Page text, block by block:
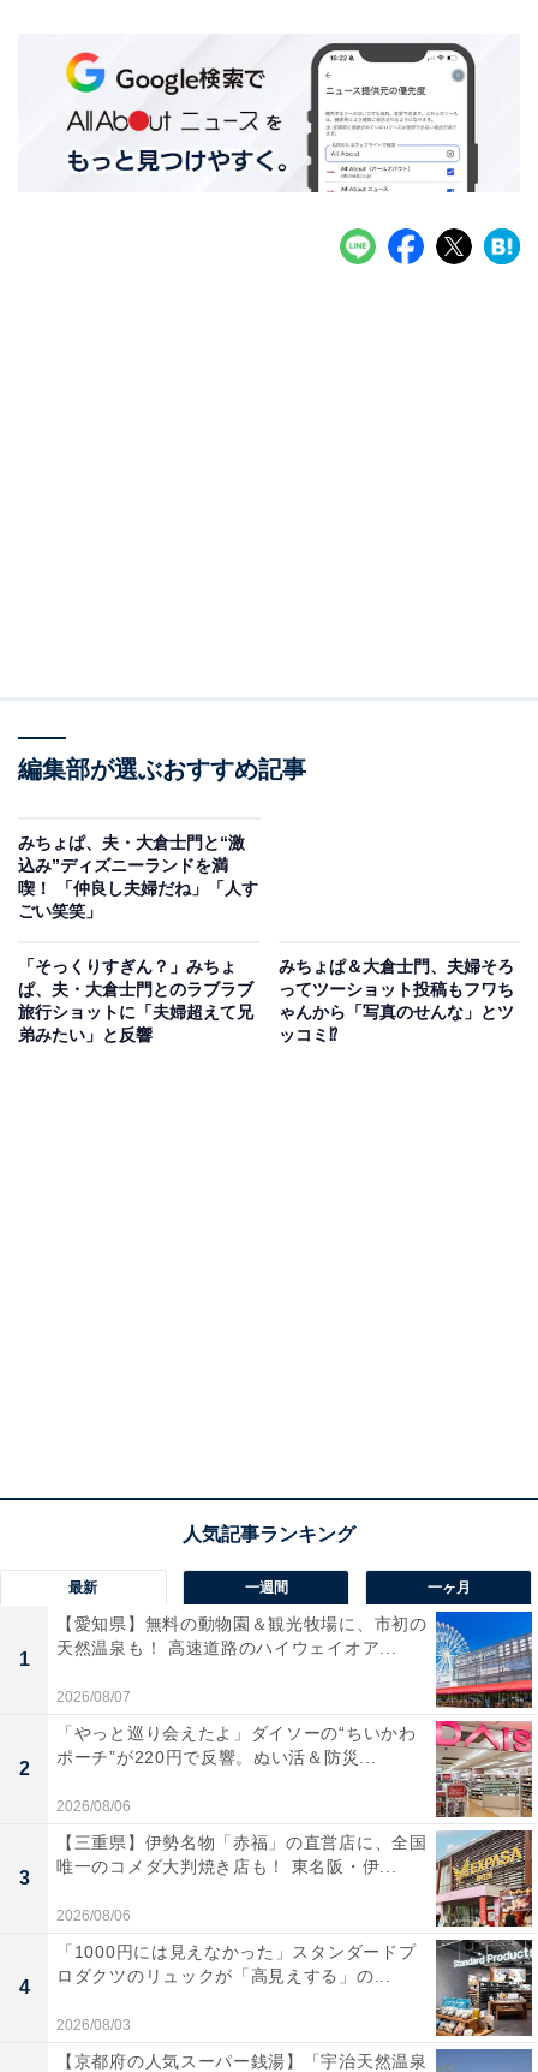
編集部が選ぶおすすめ記事
みちょぱ、夫・大倉士門と“激
込み”ディズニーランドを満
喫！ 「仲良し夫婦だね」「人す
ごい笑笑」
「そっくりすぎん？」みちょ
ぱ、夫・大倉士門とのラブラブ
旅行ショットに「夫婦超えて兄
弟みたい」と反響
みちょぱ＆大倉士門、夫婦そろ
ってツーショット投稿もフワち
ゃんから「写真のせんな」とツ
ッコミ⁉
最新 一週間 一ヶ月
1
【愛知県】無料の動物園＆観光牧場に、市初の
天然温泉も！ 高速道路のハイウェイオア...
2026/08/07
2
「やっと巡り会えたよ」ダイソーの“ちいかわ
ポーチ”が220円で反響。ぬい活＆防災...
2026/08/06
3
【三重県】伊勢名物「赤福」の直営店に、全国
唯一のコメダ大判焼き店も！ 東名阪・伊...
2026/08/06
4
「1000円には見えなかった」スタンダードプ
ロダクツのリュックが「高見えする」の...
2026/08/03
【京都府の人気スーパー銭湯】「宇治天然温泉